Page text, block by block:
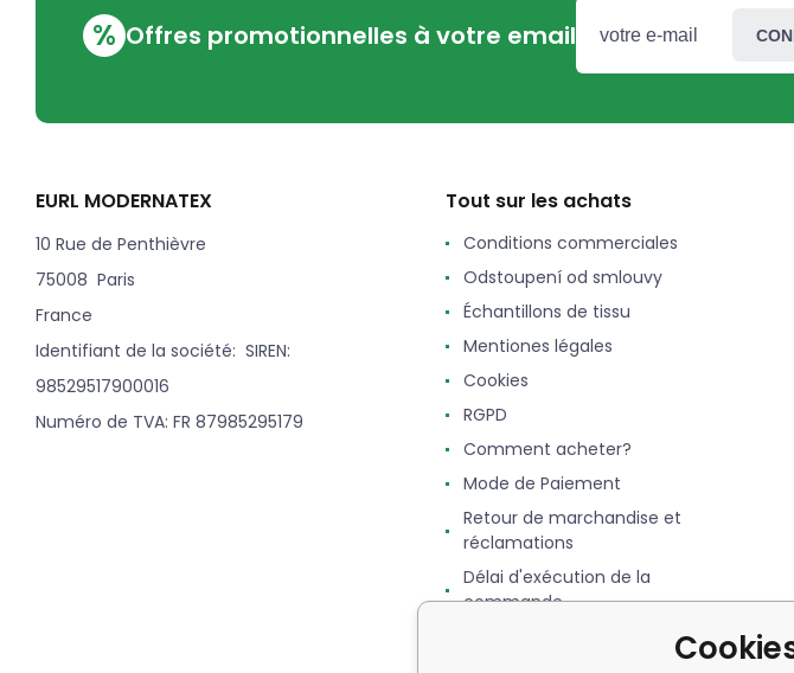
% Offres promotionnelles à votre email
EURL MODERNATEX
10 Rue de Penthièvre
75008 Paris
France
Identifiant de la société: SIREN:
98529517900016
Numéro de TVA: FR 87985295179
Tout sur les achats
Conditions commerciales
Odstoupení od smlouvy
Échantillons de tissu
Mentiones légales
Cookies
RGPD
Comment acheter?
Mode de Paiement
Retour de marchandise et
réclamations
Délai d'exécution de la
commande
Points, Bonus. Programme de